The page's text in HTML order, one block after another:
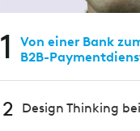
1
Von einer Bank
B2B-
2 Design Thinking